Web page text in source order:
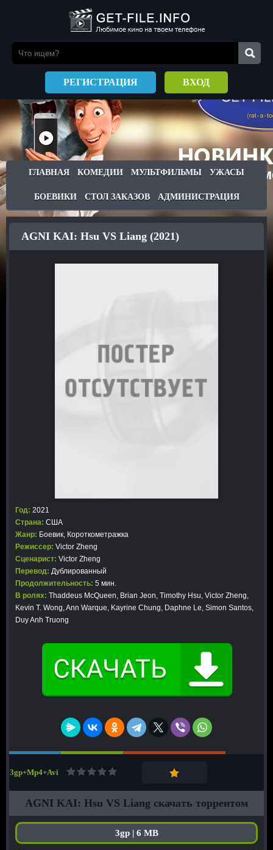
РЕГИСТРАЦИЯ ВХОД
ГЛАВНАЯ КОМЕДИИ МУЛЬТФИЛЬМЫ УЖАСЫ
БОЕВИКИ СТОЛ ЗАКАЗОВ АДМИНИСТРАЦИЯ
AGNI KAI: Hsu VS Liang (2021)
Год: 2021
Страна: США
Жанр: Боевик, Короткометражка
Режиссер: Victor Zheng
Сценарист: Victor Zheng
Перевод: Дублированный
Продолжительность: 5 мин.
В ролях: Thaddeus McQueen, Brian Jeon, Timothy Hsu, Victor Zheng,
Kevin T. Wong, Ann Warque, Kayrine Chung, Daphne Le, Simon Santos,
Duy Anh Truong
3gp+Mp4+Avi
AGNI KAI: Hsu VS Liang скачать торрентом
3gp | 6 MB